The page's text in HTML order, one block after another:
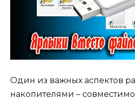
Один из важных аспектов
накопителями –